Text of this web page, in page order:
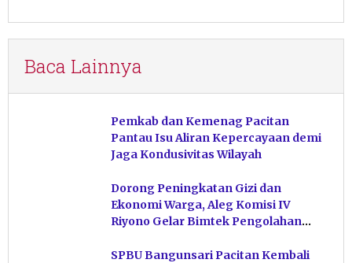
Baca Lainnya
Pemkab dan Kemenag Pacitan
Pantau Isu Aliran Kepercayaan demi
Jaga Kondusivitas Wilayah
Dorong Peningkatan Gizi dan
Ekonomi Warga, Aleg Komisi IV
Riyono Gelar Bimtek Pengolahan
SPBU Bangunsari Pacitan Kembali